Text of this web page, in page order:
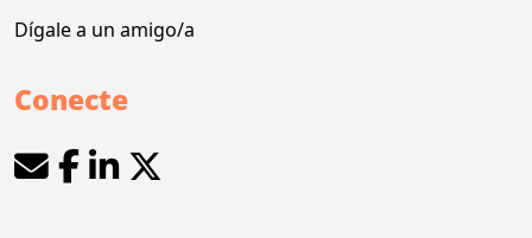
Dígale a un amigo/a
Conecte